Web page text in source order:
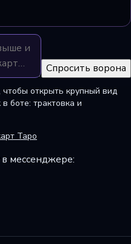
Спросить ворона
открыть крупный вид
боте: трактовка и
Таро
мессенджере: